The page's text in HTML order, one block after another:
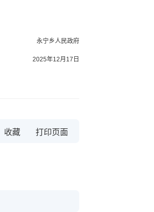
永宁乡人民政府
2025年12月17日
收藏